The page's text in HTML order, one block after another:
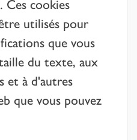
utilisés pour
que vous
du texte, aux
et à d'autres
que vous pouvez